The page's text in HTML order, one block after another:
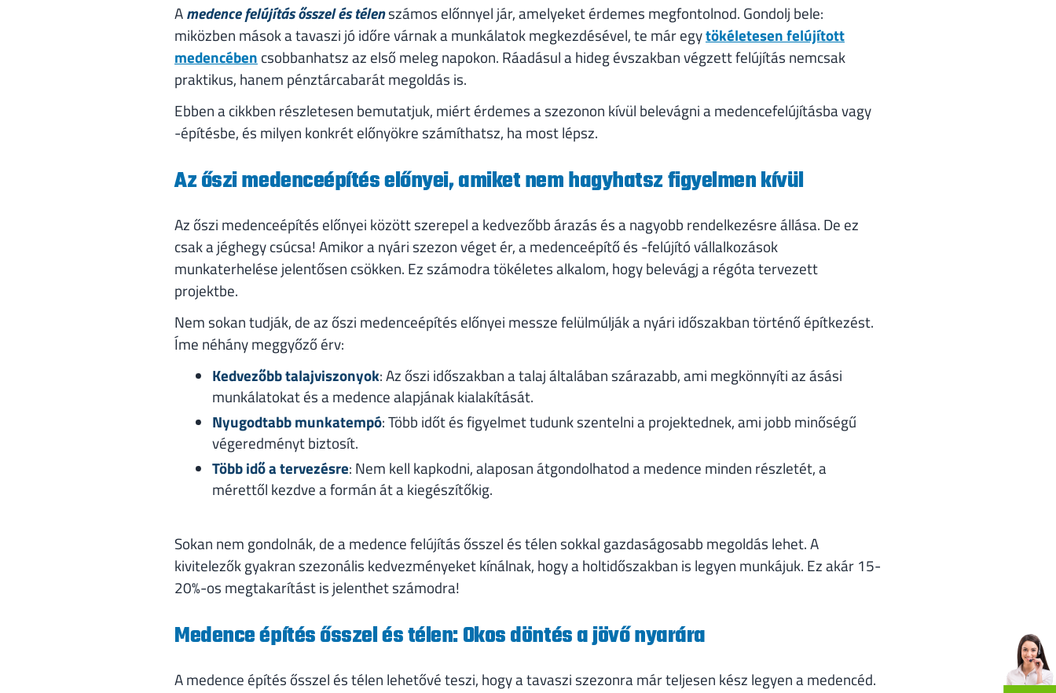
Amedence felújítás ősszel és télenszámos előnnyel jár, amelyeket érdemes megfontolnod. Gondolj bele:
miközben mások a tavaszi jó időre várnak a munkálatok megkezdésével, te már egytökéletesen felújított
medencében csobbanhatsz az első meleg napokon. Ráadásul a hideg évszakban végzett felújítás nemcsak
praktikus, hanem pénztárcabarát megoldás is.
Ebben a cikkben részletesen bemutatjuk, miért érdemes a szezonon kívül belevágni a medencefelújításba vagy
-építésbe, és milyen konkrét előnyökre számíthatsz, ha most lépsz.
Az őszi medenceépítés előnyei, amiket nem hagyhatsz figyelmen kívül
Az őszi medenceépítés előnyei között szerepel a kedvezőbb árazás és a nagyobb rendelkezésre állása. De ez
csak a jéghegy csúcsa! Amikor a nyári szezon véget ér, a medenceépítő és -felújító vállalkozások
munkaterhelése jelentősen csökken. Ez számodra tökéletes alkalom, hogy belevágj a régóta tervezett
projektbe.
Nem sokan tudják, de az őszi medenceépítés előnyei messze felülmúlják a nyári időszakban történő építkezést.
Íme néhány meggyőző érv:
Kedvezőbb talajviszonyok: Az őszi időszakban a talaj általában szárazabb, ami megkönnyíti az ásási
munkálatokat és a medence alapjának kialakítását.
Nyugodtabb munkatempó: Több időt és figyelmet tudunk szentelni a projektednek, ami jobb minőségű
végeredményt biztosít.
Több idő a tervezésre: Nem kell kapkodni, alaposan átgondolhatod a medence minden részletét, a
mérettől kezdve a formán át a kiegészítőkig.
Sokan nem gondolnák, de a medence felújítás ősszel és télen sokkal gazdaságosabb megoldás lehet. A
kivitelezők gyakran szezonális kedvezményeket kínálnak, hogy a holtidőszakban is legyen munkájuk. Ez akár 15-
20%-os megtakarítást is jelenthet számodra!
Medence építés ősszel és télen: Okos döntés a jövő nyarára
A medence építés ősszel és télen lehetővé teszi, hogy a tavaszi szezonra már teljesen kész legyen a medencéd.